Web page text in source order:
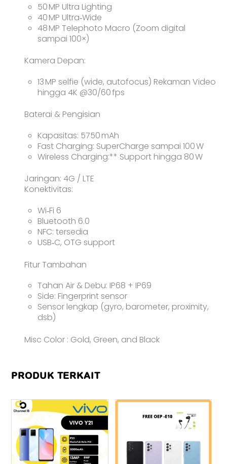
50 MP Ultra Lighting
40 MP Ultra‑Wide
48 MP Telephoto Macro (Zoom digital
sampai 100×)
Kamera Depan:
13 MP selfie (wide, autofocus) Rekaman Video
hingga 4K @30/60 fps
Baterai & Pengisian
Kapasitas: 5750 mAh
Fast Charging: SuperCharge sampai 100 W
Wireless Charging:** Support hingga 80 W
Jaringan: 4G / LTE
Konektivitas:
Wi‑Fi 6
Bluetooth 6.0
NFC: tersedia
USB‑C, OTG support
Fitur Tambahan
Tahan Air & Debu: IP68 + IP69
Side: Fingerprint sensor
Sensor lengkap (gyro, barometer, proximity,
dsb)
Misc Color : Gold, Green, and Black
PRODUK TERKAIT